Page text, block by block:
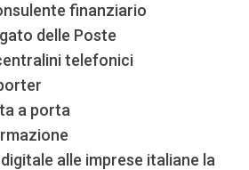
finanziario
delle Poste
telefonici
a porta
alle imprese italiane la